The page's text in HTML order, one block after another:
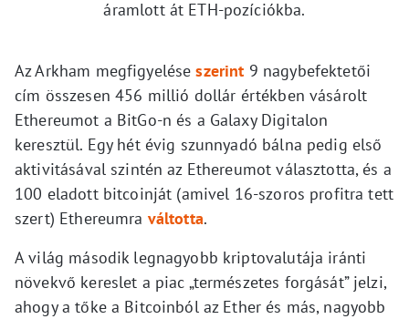
áramlott át ETH-pozíciókba.
Az Arkham megfigyeléseszerint 9 nagybefektetői
cím összesen 456 millió dollár értékben vásárolt
Ethereumot a BitGo-n és a Galaxy Digitalon
keresztül. Egy hét évig szunnyadó bálna pedig első
aktivitásával szintén az Ethereumot választotta, és a
100 eladott bitcoinját (amivel 16-szoros profitra tett
szert) Ethereumra váltotta.
A világ második legnagyobb kriptovalutája iránti
növekvő kereslet a piac „természetes forgását” jelzi,
ahogy a tőke a Bitcoinból az Ether és más, nagyobb